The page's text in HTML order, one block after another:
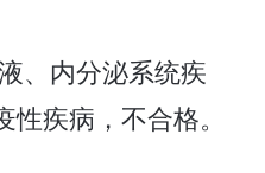
、内分泌系统疾
疾病，不合格。